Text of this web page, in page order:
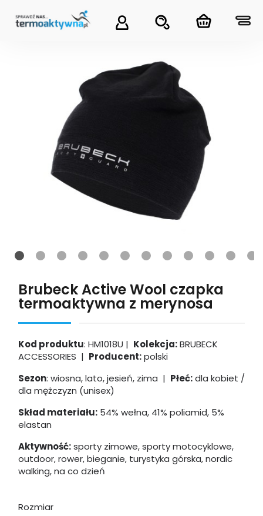
Brubeck Active Wool czapka
termoaktywna z merynosa
Kod produktu: HM1018U | Kolekcja:BRUBECK
ACCESSORIES | Producent:polski
Sezon: wiosna, lato, jesień, zima | Płeć:dla kobiet /
dla mężczyzn (unisex)
Skład materiału: 54% wełna, 41% poliamid, 5%
elastan
Aktywność:sporty zimowe, sporty motocyklowe,
outdoor, rower, bieganie, turystyka górska, nordic
walking, na co dzień
Rozmiar